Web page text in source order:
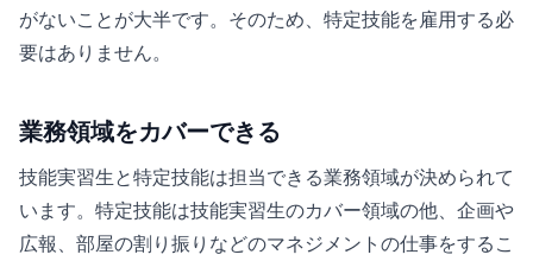
がないことが大半です。そのため、特定技能を雇用する必
要はありません。
業務領域をカバーできる
技能実習生と特定技能は担当できる業務領域が決められて
います。特定技能は技能実習生のカバー領域の他、企画や
広報、部屋の割り振りなどのマネジメントの仕事をするこ